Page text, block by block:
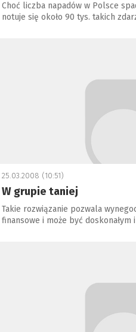
Choć liczba napadów w Polsce
notuje się około 90 tys. takich
25.03.2008 (10:51)
W grupie taniej
Takie rozwiązanie pozwala
finansowe i może być